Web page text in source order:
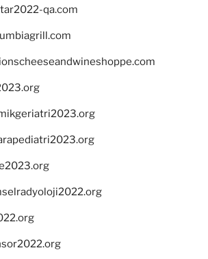
qa.com